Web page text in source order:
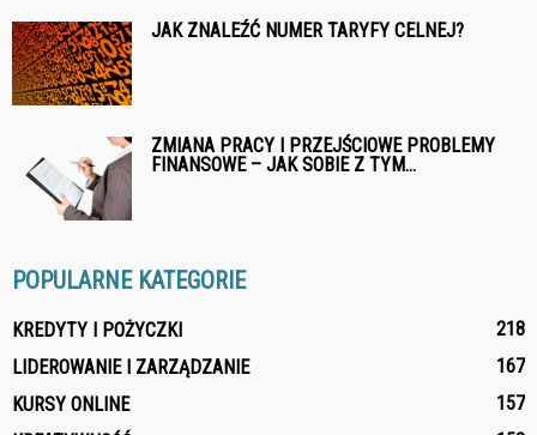
JAK ZNALEŹĆ NUMER TARYFY CELNEJ?
ZMIANA PRACY I PRZEJŚCIOWE PROBLEMY
FINANSOWE – JAK SOBIE Z TYM...
POPULARNE KATEGORIE
KREDYTY I POŻYCZKI
218
LIDEROWANIE I ZARZĄDZANIE
167
KURSY ONLINE
157